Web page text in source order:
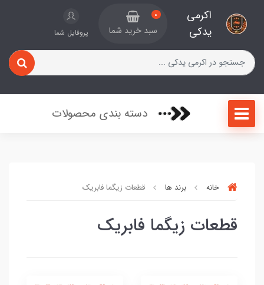
اکرمی
یدکی
0
سبد خرید شما پروفایل شما
دسته بندی محصولات
خانه برند ها قطعات زیگما فابریک
قطعات زیگما فابریک